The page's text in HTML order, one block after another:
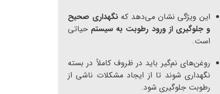
این ویژگی نشان می‌دهد که نگهداری صحیح
و جلوگیری از ورود رطوبت به سیستم حیاتی
است.
روغن‌های نم‌گیر باید در ظروف کاملاً در بسته
نگهداری شوند تا از ایجاد مشکلات ناشی از
رطوبت جلوگیری شود.